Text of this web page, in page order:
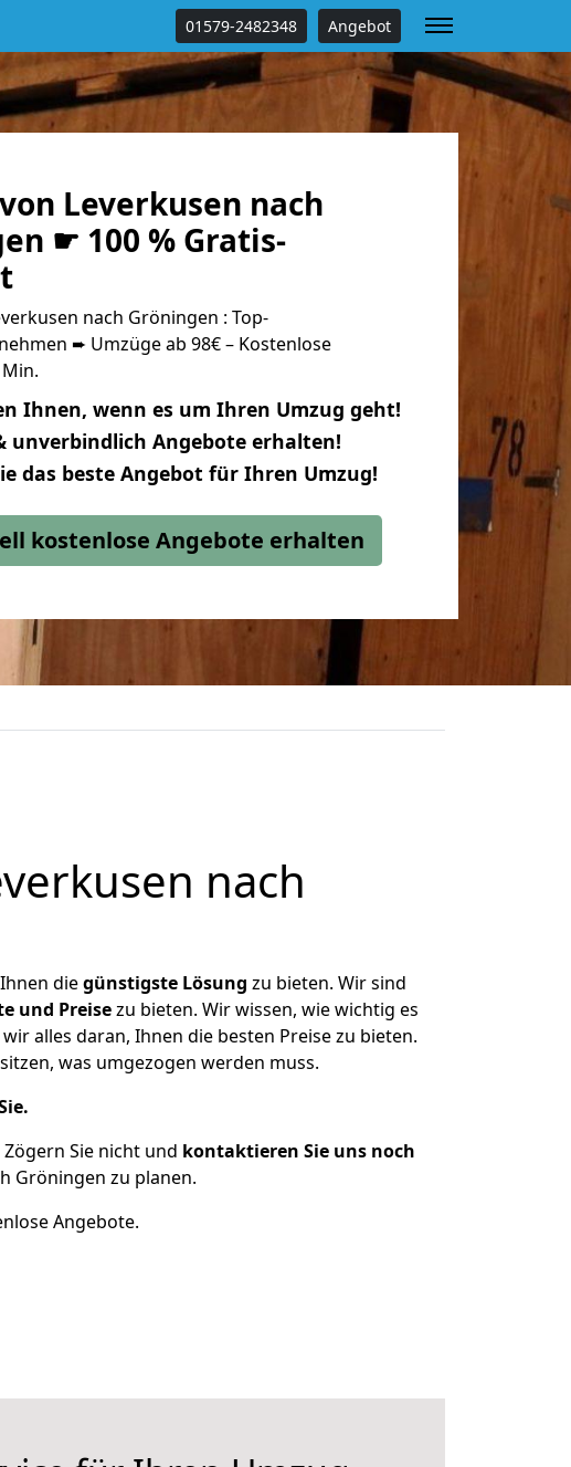
01579-2482348 Angebot
Leverkusen nach
☛ 100 % Gratis-
nach Gröningen : Top-
➨ Umzüge ab 98€ – Kostenlose
Ihnen, wenn es um Ihren Umzug geht!
unverbindlich Angebote erhalten!
das beste Angebot für Ihren Umzug!
kostenlose Angebote erhalten
nach
diegünstigste Lösung zu bieten. Wir sind
und Preisezu bieten. Wir wissen, wie wichtig es
alles daran, Ihnen die besten Preise zu bieten.
was umgezogen werden muss.
Zögern Sie nicht und kontaktieren Sie uns noch
Gröningen zu planen.
Angebote.